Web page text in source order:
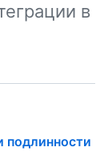
в
подлинности